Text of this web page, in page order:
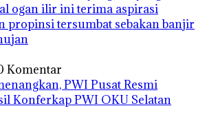
ogan ilir ini terima aspirasi
propinsi tersumbat sebakan banjir
Komentar
PWI Pusat Resmi
Konferkap PWI OKU Selatan